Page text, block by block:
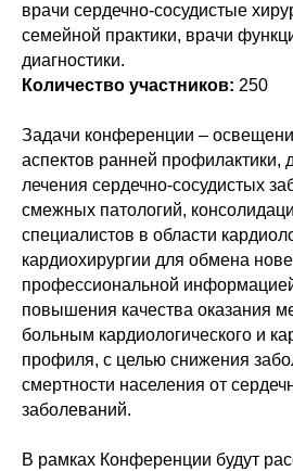
врачи сердечно-сосудистые
семейной практики, врачи
диагностики.
Количество участников: 250
Задачи конференции –
аспектов ранней профилактики,
лечения сердечно-сосудистых
смежных патологий,
специалистов в области
кардиохирургии для обмена
профессиональной
повышения качества оказания
больным кардиологического и
профиля, с целью снижения
смертности населения от
заболеваний.
В рамках Конференции будут